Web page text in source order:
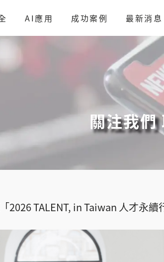
AI應用 成功案例 最新消息
關注我
2026 TALENT, in Taiwan 人才永